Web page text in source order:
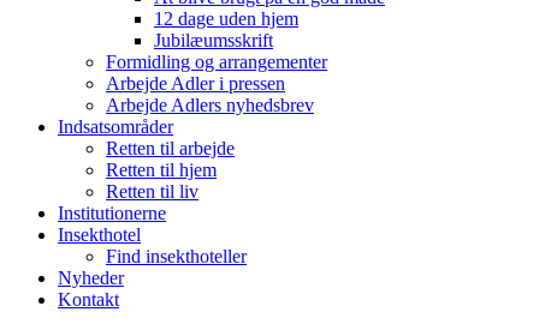
12 dage uden hjem
Jubilæumsskrift
Formidling og arrangementer
Arbejde Adler i pressen
Arbejde Adlers nyhedsbrev
Indsatsområder
Retten til arbejde
Retten til hjem
Retten til liv
Institutionerne
Insekthotel
Find insekthoteller
Nyheder
Kontakt